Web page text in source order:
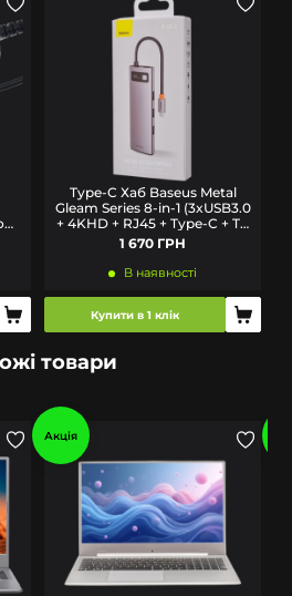
Type-C Хаб Baseus Metal
Gleam Series 8-in-1 (3xUSB3.0
+ 4KHD + RJ45 + Type-C + TF
+ SD)
1 670 ГРН
В наявності
Купити в 1 клік
товари
Акція